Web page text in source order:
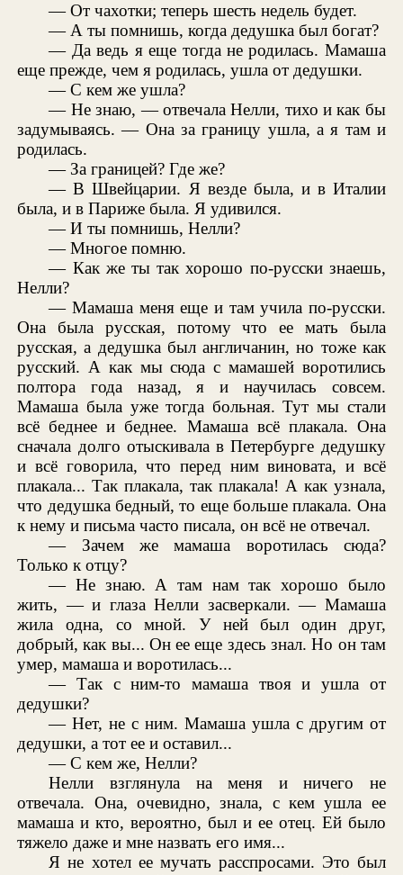
— От чахотки; теперь шесть недель будет.
— А ты помнишь, когда дедушка был богат?
— Да ведь я еще тогда не родилась. Мамаша
еще прежде, чем я родилась, ушла от дедушки.
— С кем же ушла?
— Не знаю, — отвечала Нелли, тихо и как бы
задумываясь. — Она за границу ушла, а я там и
родилась.
— За границей? Где же?
— В Швейцарии. Я везде была, и в Италии
была, и в Париже была. Я удивился.
— И ты помнишь, Нелли?
— Многое помню.
— Как же ты так хорошо по-русски знаешь,
Нелли?
— Мамаша меня еще и там учила по-русски.
Она была русская, потому что ее мать была
русская, а дедушка был англичанин, но тоже как
русский. А как мы сюда с мамашей воротились
полтора года назад, я и научилась совсем.
Мамаша была уже тогда больная. Тут мы стали
всё беднее и беднее. Мамаша всё плакала. Она
сначала долго отыскивала в Петербурге дедушку
и всё говорила, что перед ним виновата, и всё
плакала... Так плакала, так плакала! А как узнала,
что дедушка бедный, то еще больше плакала. Она
к нему и письма часто писала, он всё не отвечал.
— Зачем же мамаша воротилась сюда?
Только к отцу?
— Не знаю. А там нам так хорошо было
жить, — и глаза Нелли засверкали. — Мамаша
жила одна, со мной. У ней был один друг,
добрый, как вы... Он ее еще здесь знал. Но он там
умер, мамаша и воротилась...
— Так с ним-то мамаша твоя и ушла от
дедушки?
— Нет, не с ним. Мамаша ушла с другим от
дедушки, а тот ее и оставил...
— С кем же, Нелли?
Нелли взглянула на меня и ничего не
отвечала. Она, очевидно, знала, с кем ушла ее
мамаша и кто, вероятно, был и ее отец. Ей было
тяжело даже и мне назвать его имя...
Я не хотел ее мучать расспросами. Это был